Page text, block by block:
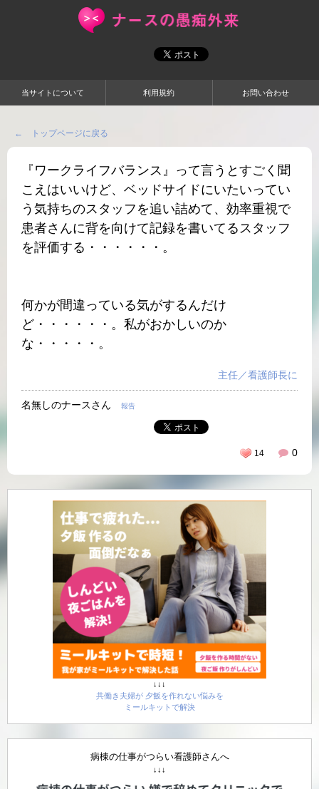
当サイトについて 利用規約 お問い合わせ
← トップページに戻る
『ワークライフバランス』って言うとすごく聞
こえはいいけど、ベッドサイドにいたいってい
う気持ちのスタッフを追い詰めて、効率重視で
患者さんに背を向けて記録を書いてるスタッフ
を評価する・・・・・・。
何かが間違っている気がするんだけ
ど・・・・・・。私がおかしいのか
な・・・・・。
主任／看護師長に
名無しのナースさん 報告
0
14
↓↓↓
共働き夫婦が 夕飯を作れない悩みを
ミールキットで解決
病棟の仕事がつらい看護師さんへ
↓↓↓